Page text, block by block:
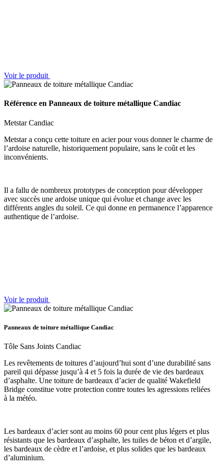
Voir le produit
Référence en Panneaux de toiture métallique Candiac
Metstar Candiac
Metstar a conçu cette toiture en acier pour vous donner le charme de
l’ardoise naturelle, historiquement populaire, sans le coût et les
inconvénients.
Il a fallu de nombreux prototypes de conception pour développer
avec succès une ardoise unique qui évolue et change avec les
différents angles du soleil. Ce qui donne en permanence l’apparence
authentique de l’ardoise.
Voir le produit
Panneaux de toiture métallique Candiac
Tôle Sans Joints Candiac
Les revêtements de toitures d’aujourd’hui sont d’une durabilité sans
pareil qui dépasse jusqu’à 4 et 5 fois la durée de vie des bardeaux
d’asphalte. Une toiture de bardeaux d’acier de qualité Wakefield
Bridge constitue votre protection contre toutes les agressions reliées
à la météo.
Les bardeaux d’acier sont au moins 60 pour cent plus légers et plus
résistants que les bardeaux d’asphalte, les tuiles de béton et d’argile,
les bardeaux de cèdre et l’ardoise, et plus solides que les bardeaux
d’aluminium.